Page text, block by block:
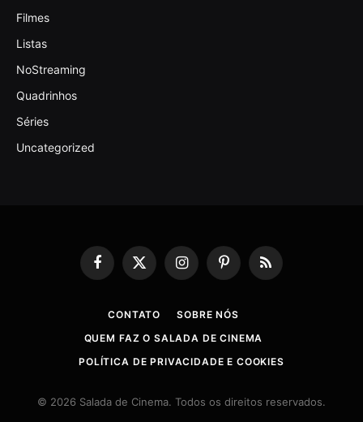
Filmes
Listas
NoStreaming
Quadrinhos
Séries
Uncategorized
Facebook
X
(Twitter)
InstagramPinterestRSS
CONTATO
SOBRE NÓS
QUEM FAZ O SALADA DE CINEMA
POLÍTICA DE PRIVACIDADE E COOKIES
© 2026 Salada de Cinema. Todos os direitos reservados.